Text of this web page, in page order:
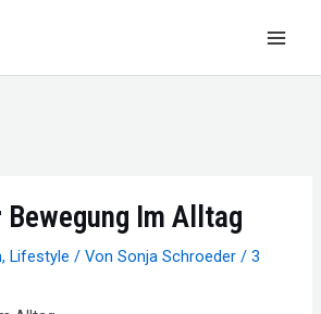
Im Alltag
,Lifestyle / VonSonja Schroeder/3